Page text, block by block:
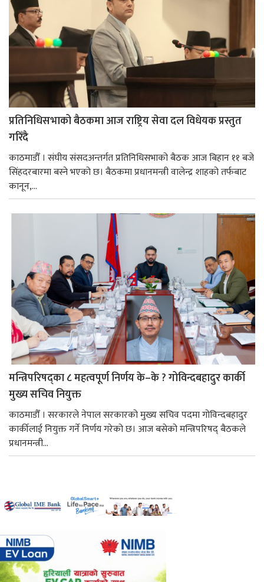
प्रतिनिधिसभाको बैठकमा आज राष्ट्रिय सेवा दल विधेयक प्रस्तुत
गरिँदै
काठमाडौँ । संघीय संसदअन्तर्गत प्रतिनिधिसभाको बैठक आज बिहान ११ बजे
सिंहदरबारमा बस्ने भएको छ। बैठकमा प्रधानमन्त्री वालेन्द्र शाहको तर्फबाट
कानून,...
मन्त्रिपरिषद्का ८ महत्वपूर्ण निर्णय के–के ? गोविन्दबहादुर कार्की
मुख्य सचिव नियुक्त
काठमाडौँ । सरकारले नेपाल सरकारको मुख्य सचिव पदमा गोविन्दबहादुर
कार्कीलाई नियुक्त गर्ने निर्णय गरेको छ। आज बसेको मन्त्रिपरिषद् बैठकले
प्रधानमन्त्री...